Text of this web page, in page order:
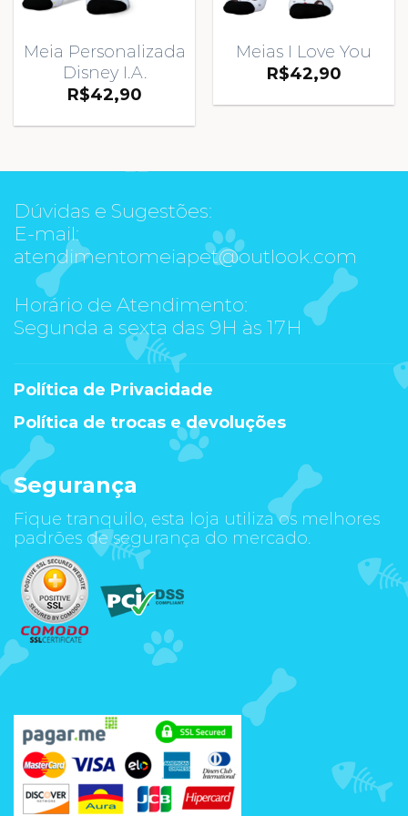
Meia Personalizada
Disney I.A.
R$42,90
Meias I Love You
R$42,90
Dúvidas e Sugestões:
E-mail:
atendimentomeiapet@outlook.com
Horário de Atendimento:
Segunda a sexta das 9H às 17H
Política de Privacidade
Política de trocas e devoluções
Segurança
Fique tranquilo, esta loja utiliza os melhores
padrões de segurança do mercado.